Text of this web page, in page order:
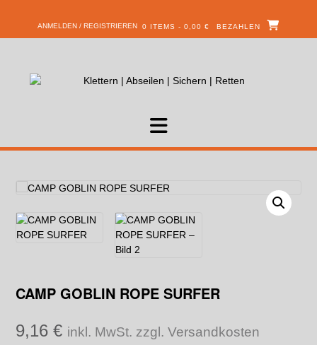
ANMELDEN / REGISTRIEREN 0 ITEMS - 0,00 € BEZAHLEN
CAMP GOBLIN ROPE SURFER
9,16 € inkl. MwSt. zzgl. Versandkosten